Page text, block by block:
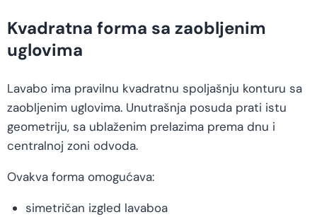
Kvadratna forma sa zaobljenim
uglovima
Lavabo ima pravilnu kvadratnu spoljašnju konturu sa
zaobljenim uglovima. Unutrašnja posuda prati istu
geometriju, sa ublaženim prelazima prema dnu i
centralnoj zoni odvoda.
Ovakva forma omogućava:
simetričan izgled lavaboa